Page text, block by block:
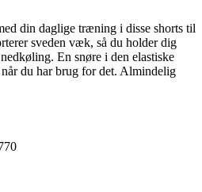
din daglige træning i disse shorts til
sveden væk, så du holder dig
En snøre i den elastiske
du har brug for det. Almindelig